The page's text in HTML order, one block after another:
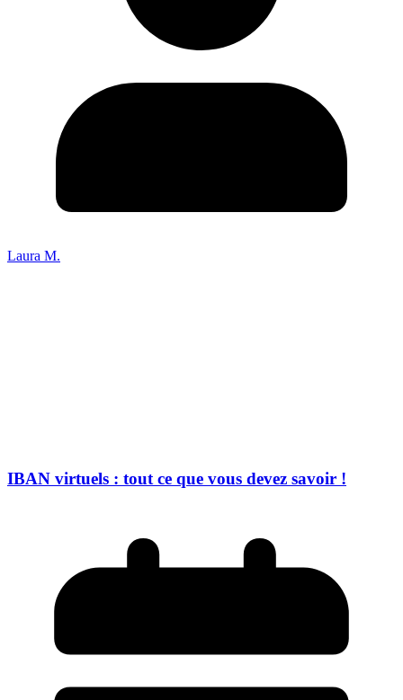
Laura M.
IBAN virtuels : tout ce que vous devez savoir !